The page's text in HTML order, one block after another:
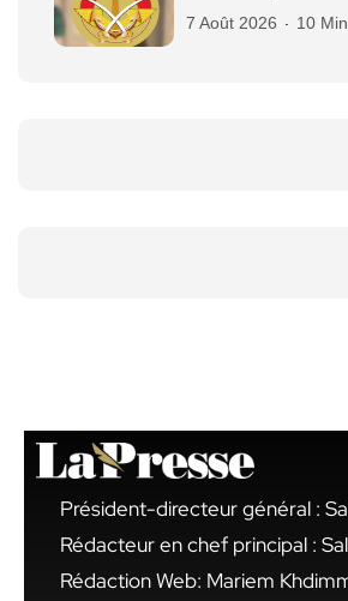
7 Août 2026 10
Président-directeur général :
Rédacteur en chef principal :
Rédaction Web: Mariem